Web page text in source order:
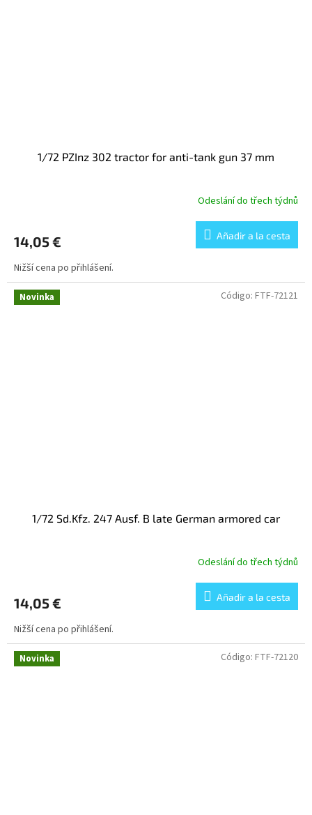
1/72 PZInz 302 tractor for anti-tank gun 37 mm
Odeslání do třech týdnů
14,05 € Añadir a la cesta
Nižší cena po přihlášení.
Novinka
1/72 Sd.Kfz. 247 Ausf. B late German armored car
Odeslání do třech týdnů
14,05 € Añadir a la cesta
Nižší cena po přihlášení.
Código: FTF-72121
Novinka Código: FTF-72120